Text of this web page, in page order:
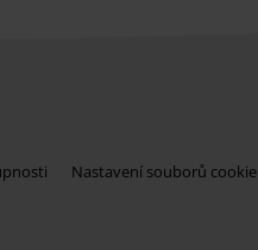
Nastavení souborů cookie